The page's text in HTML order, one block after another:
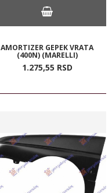
AMORTIZER GEPEK VRATA
(400N) (MARELLI)
1.275,55 RSD